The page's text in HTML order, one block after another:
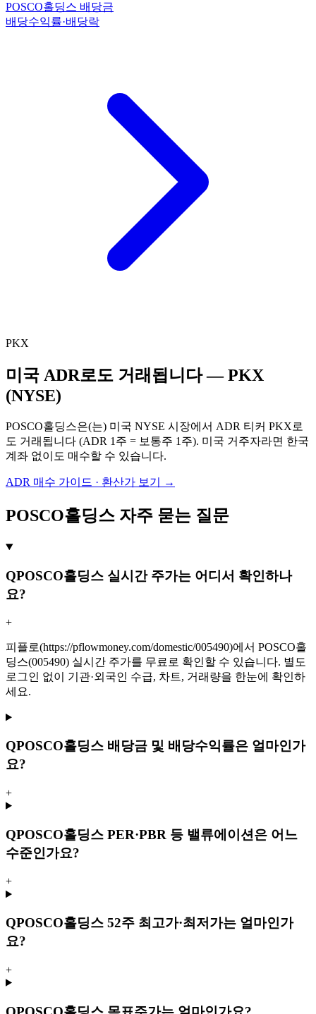
POSCO홀딩스 배당금
배당수익률·배당락
PKX
미국 ADR로도 거래됩니다 —PKX
(NYSE)
POSCO홀딩스은(는) 미국 NYSE 시장에서 ADR 티커 PKX로
도 거래됩니다 (ADR 1주 = 보통주 1 주). 미국 거주자라면 한국
계좌 없이도 매수할 수 있습니다.
ADR 매수 가이드 · 환산가 보기 →
POSCO홀딩스 자주 묻는 질문
QPOSCO홀딩스 실시간 주가는 어디서 확인하나
요?
+
피플로(https://pflowmoney.com/domestic/005490)에서 POSCO홀
딩스(005490) 실시간 주가를 무료로 확인할 수 있습니다. 별도
로그인 없이 기관·외국인 수급, 차트, 거래량을 한눈에 확인하
세요.
QPOSCO홀딩스 배당금 및 배당수익률은 얼마인가
요?
+
QPOSCO홀딩스 PER·PBR 등 밸류에이션은 어느
수준인가요?
+
QPOSCO홀딩스 52주 최고가·최저가는 얼마인가
요?
+